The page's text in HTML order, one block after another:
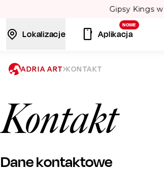
Lato w
Lokalizacje
NOWE
Aplikacja
ADRIA ART KONTAKT
Kontakt
Dane kontaktowe